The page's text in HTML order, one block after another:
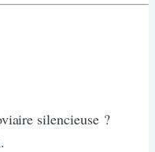
silencieuse ?